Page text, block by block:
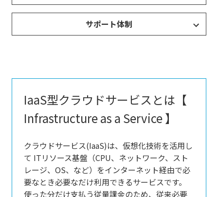
サポート体制
IaaS型クラウドサービスとは【
Infrastructure as a Service 】
クラウドサービス(IaaS)は、仮想化技術を活用し
て ITリソース基盤（CPU、ネットワーク、スト
レージ、OS、など）をインターネット経由で必
要なとき必要なだけ利用できるサービスです。
使った分だけ支払う従量課金のため、従来必要